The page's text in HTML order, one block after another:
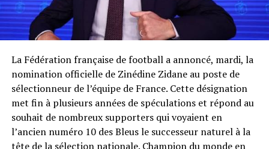
La Fédération française de football a annoncé, mardi, la
nomination officielle de Zinédine Zidane au poste de
sélectionneur de l’équipe de France. Cette désignation
met fin à plusieurs années de spéculations et répond au
souhait de nombreux supporters qui voyaient en
l’ancien numéro 10 des Bleus le successeur naturel à la
tête de la sélection nationale. Champion du monde en